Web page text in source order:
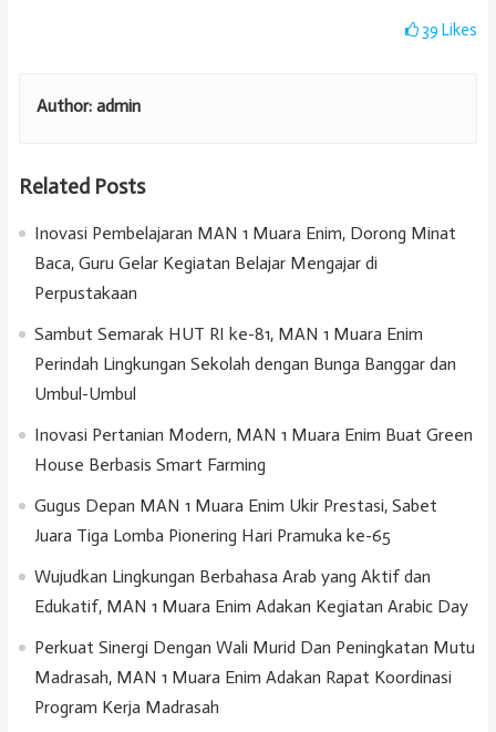
39Likes
Author: admin
Related Posts
Inovasi Pembelajaran MAN 1 Muara Enim, Dorong Minat
Baca, Guru Gelar Kegiatan Belajar Mengajar di
Perpustakaan
Sambut Semarak HUT RI ke-81, MAN 1 Muara Enim
Perindah Lingkungan Sekolah dengan Bunga Banggar dan
Umbul-Umbul
Inovasi Pertanian Modern, MAN 1 Muara Enim Buat Green
House Berbasis Smart Farming
Gugus Depan MAN 1 Muara Enim Ukir Prestasi, Sabet
Juara Tiga Lomba Pionering Hari Pramuka ke-65
Wujudkan Lingkungan Berbahasa Arab yang Aktif dan
Edukatif, MAN 1 Muara Enim Adakan Kegiatan Arabic Day
Perkuat Sinergi Dengan Wali Murid Dan Peningkatan Mutu
Madrasah, MAN 1 Muara Enim Adakan Rapat Koordinasi
Program Kerja Madrasah